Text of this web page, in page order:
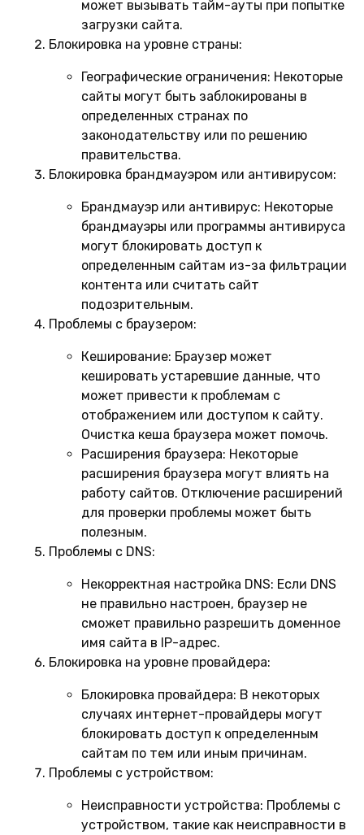
может вызывать тайм-ауты при попытке
загрузки сайта.
Блокировка на уровне страны:
Географические ограничения: Некоторые
сайты могут быть заблокированы в
определенных странах по
законодательству или по решению
правительства.
Блокировка брандмауэром или антивирусом:
Брандмауэр или антивирус: Некоторые
брандмауэры или программы антивируса
могут блокировать доступ к
определенным сайтам из-за фильтрации
контента или считать сайт
подозрительным.
Проблемы с браузером:
Кеширование: Браузер может
кешировать устаревшие данные, что
может привести к проблемам с
отображением или доступом к сайту.
Очистка кеша браузера может помочь.
Расширения браузера: Некоторые
расширения браузера могут влиять на
работу сайтов. Отключение расширений
для проверки проблемы может быть
полезным.
Проблемы с DNS:
Некорректная настройка DNS: Если DNS
не правильно настроен, браузер не
сможет правильно разрешить доменное
имя сайта в IP-адрес.
Блокировка на уровне провайдера:
Блокировка провайдера: В некоторых
случаях интернет-провайдеры могут
блокировать доступ к определенным
сайтам по тем или иным причинам.
Проблемы с устройством:
Неисправности устройства: Проблемы с
устройством, такие как неисправности в